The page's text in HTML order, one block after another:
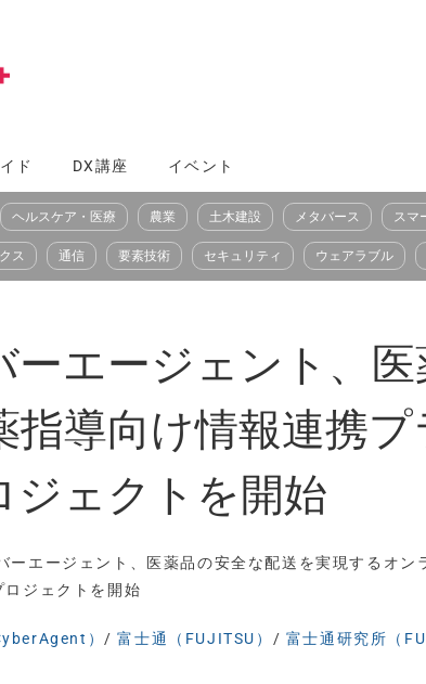
ド DX講座 イベント
ヘルスケア・医療 農業 土木建設 メタバース スマ
ス 通信 要素技術 セキュリティ ウェアラブル
ーエージェント、
指導向け情報連携
ジェクトを開始
ーエージェント、医薬品の安全な配送を実現するオン
ジェクトを開始
） /富士通（FUJITSU） / 富士通研究所（